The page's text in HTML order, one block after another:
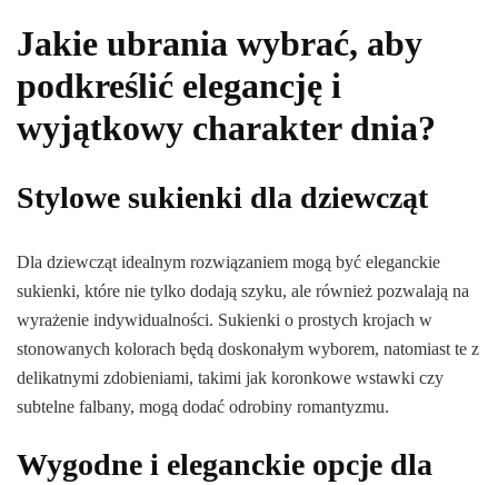
Jakie ubrania wybrać, aby
podkreślić elegancję i
wyjątkowy charakter dnia?
Stylowe sukienki dla dziewcząt
Dla dziewcząt idealnym rozwiązaniem mogą być eleganckie
sukienki, które nie tylko dodają szyku, ale również pozwalają na
wyrażenie indywidualności. Sukienki o prostych krojach w
stonowanych kolorach będą doskonałym wyborem, natomiast te z
delikatnymi zdobieniami, takimi jak koronkowe wstawki czy
subtelne falbany, mogą dodać odrobiny romantyzmu.
Wygodne i eleganckie opcje dla